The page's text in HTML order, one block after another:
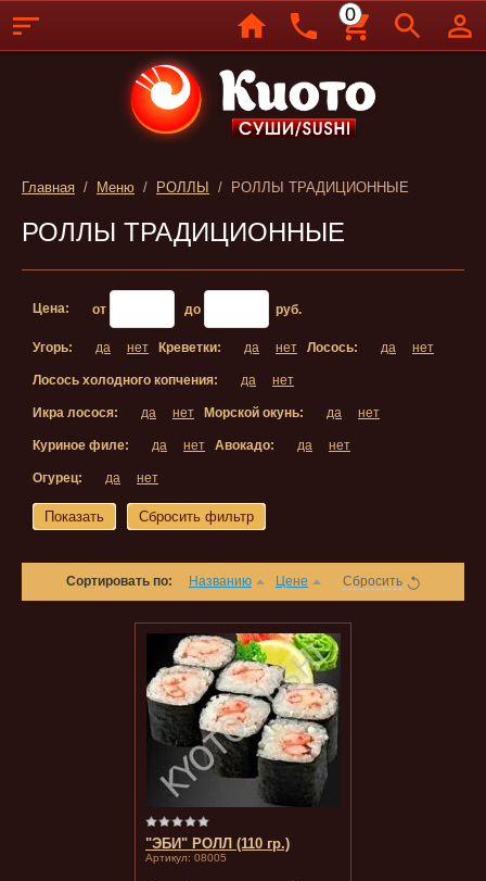
Главная / Меню / РОЛЛЫ / РОЛЛЫ ТРАДИЦИОННЫЕ
РОЛЛЫ ТРАДИЦИОННЫЕ
Цена: от до руб.
Угорь: да нет Креветки: да нет Лосось: да нет
Лосось холодного копчения: да нет
Икра лосося: да нет Морской окунь: да нет
Куриное филе: да нет Авокадо: да нет
Огурец: да нет
Показать Сбросить фильтр
Сортировать по: Названию Цене Сбросить
"ЭБИ" РОЛЛ (110 гр.)
Артикул: 08005
0